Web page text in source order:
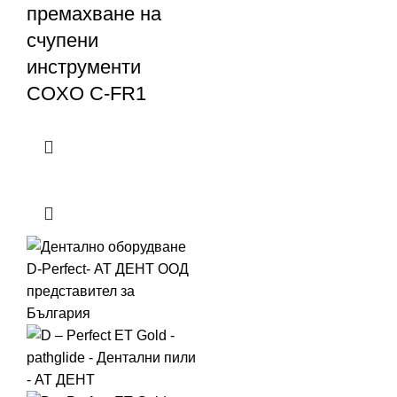
премахване на
счупени
инструменти
COXO C-FR1